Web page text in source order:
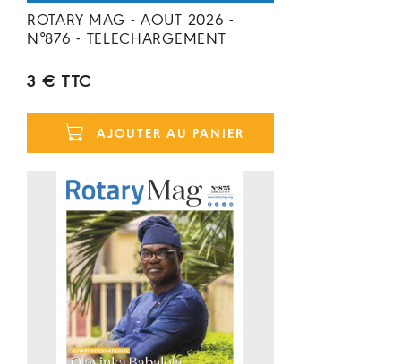
ROTARY MAG - AOUT 2026 -
N°876 - TELECHARGEMENT
3 € TTC
AJOUTER AU PANIER